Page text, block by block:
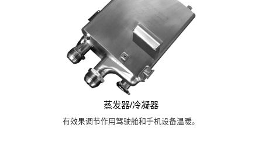
蒸发器/冷凝器
有效果调节作用驾驶舱和手机设备温暖。